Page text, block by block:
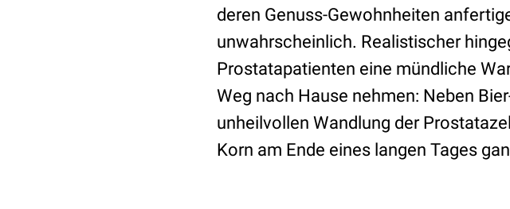
deren Genuss-Gewohnheiten
unwahrscheinlich. Realistischer
Prostatapatienten eine mündliche
Weg nach Hause nehmen: Neben
unheilvollen Wandlung der
Korn am Ende eines langen Tages